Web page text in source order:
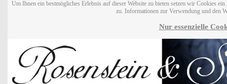
Um Ihnen ein bestmögliches Erlebnis auf dieser Website zu bieten setzen wir Cookies
zu. Informationen zur Verwendung und den
Nur essenzielle